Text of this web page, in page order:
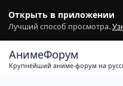
Открыть в приложении
Лучший способ просмотра.
АнимеФорум
Крупнейший аниме-форум на